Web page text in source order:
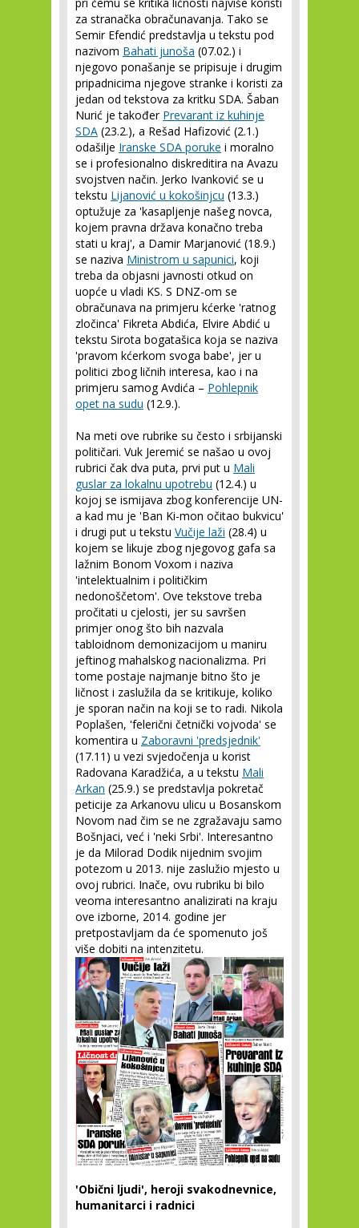
za stranačka obračunavanja. Tako se
Semir Efendić predstavlja u tekstu pod
nazivom Bahati junoša (07.02.) i
njegovo ponašanje se pripisuje i drugim
pripadnicima njegove stranke i koristi za
jedan od tekstova za kritku SDA. Šaban
Nurić je također Prevarant iz kuhinje
SDA (23.2.), a Rešad Hafizović (2.1.)
odašilje Iranske SDA poruke i moralno
se i profesionalno diskreditira na Avazu
svojstven način. Jerko Ivanković se u
tekstu Lijanović u kokošinjcu (13.3.)
optužuje za 'kasapljenje našeg novca,
kojem pravna država konačno treba
stati u kraj', a Damir Marjanović (18.9.)
se naziva Ministrom u sapunici, koji
treba da objasni javnosti otkud on
uopće u vladi KS. S DNZ-om se
obračunava na primjeru kćerke 'ratnog
zločinca' Fikreta Abdića, Elvire Abdić u
tekstu Sirota bogatašica koja se naziva
'pravom kćerkom svoga babe', jer u
politici zbog ličnih interesa, kao i na
primjeru samog Avdića – Pohlepnik
opet na sudu (12.9.).
Na meti ove rubrike su često i srbijanski
političari. Vuk Jeremić se našao u ovoj
rubrici čak dva puta, prvi put u Mali
guslar za lokalnu upotrebu (12.4.) u
kojoj se ismijava zbog konferencije UN-
a kad mu je 'Ban Ki-mon očitao bukvicu'
i drugi put u tekstu Vučije laži (28.4) u
kojem se likuje zbog njegovog gafa sa
lažnim Bonom Voxom i naziva
'intelektualnim i političkim
nedonoščetom'. Ove tekstove treba
pročitati u cjelosti, jer su savršen
primjer onog što bih nazvala
tabloidnom demonizacijom u maniru
jeftinog mahalskog nacionalizma. Pri
tome postaje najmanje bitno što je
ličnost i zaslužila da se kritikuje, koliko
je sporan način na koji se to radi. Nikola
Poplašen, 'felerični četnički vojvoda' se
komentira u Zaboravni 'predsjednik'
(17.11) u vezi svjedočenja u korist
Radovana Karadžića, a u tekstu Mali
Arkan (25.9.) se predstavlja pokretač
peticije za Arkanovu ulicu u Bosanskom
Novom nad čim se ne zgražavaju samo
Bošnjaci, već i 'neki Srbi'. Interesantno
je da Milorad Dodik nijednim svojim
potezom u 2013. nije zaslužio mjesto u
ovoj rubrici. Inače, ovu rubriku bi bilo
veoma interesantno analizirati na kraju
ove izborne, 2014. godine jer
pretpostavljam da će spomenuto još
više dobiti na intenzitetu.
'Obični ljudi', heroji svakodnevnice,
humanitarci i radnici